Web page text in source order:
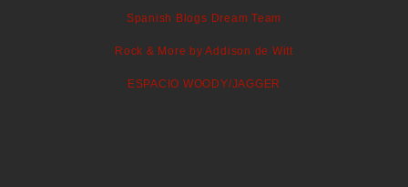
Spanish Blogs Dream Team
Rock & More by Addison de Witt
ESPACIO WOODY/JAGGER